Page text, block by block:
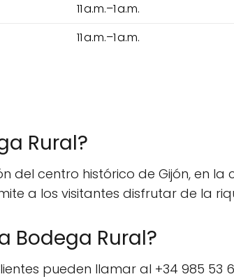
11 a.m.–1 a.m.
11 a.m.–1 a.m.
Rural?
centro histórico de Gijón, en la
a los visitantes disfrutar de la
Bodega Rural?
pueden llamar al +34 985 53